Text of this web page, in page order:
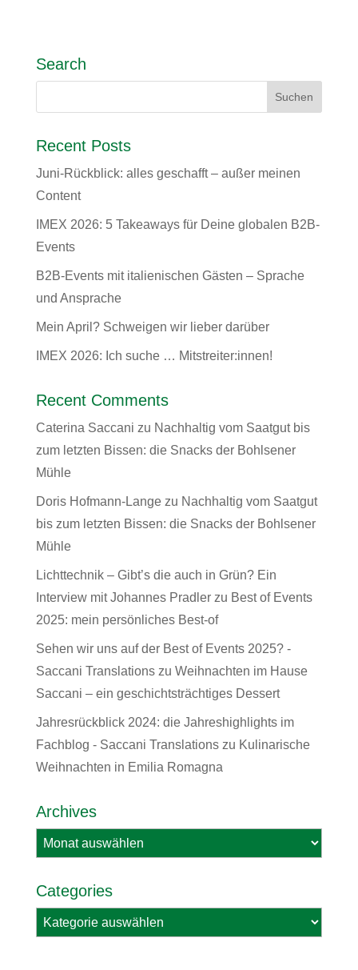
Search
Recent Posts
Juni-Rückblick: alles geschafft – außer meinen
Content
IMEX 2026: 5 Takeaways für Deine globalen B2B-
Events
B2B-Events mit italienischen Gästen – Sprache
und Ansprache
Mein April? Schweigen wir lieber darüber
IMEX 2026: Ich suche … Mitstreiter:innen!
Recent Comments
Caterina Saccani zu Nachhaltig vom Saatgut bis
zum letzten Bissen: die Snacks der Bohlsener
Mühle
Doris Hofmann-Langezu Nachhaltig vom Saatgut
bis zum letzten Bissen: die Snacks der Bohlsener
Mühle
Lichttechnik – Gibt’s die auch in Grün? Ein
Interview mit Johannes Pradlerzu Best of Events
2025: mein persönliches Best-of
Sehen wir uns auf der Best of Events 2025? -
Saccani Translationszu Weihnachten im Hause
Saccani – ein geschichtsträchtiges Dessert
Jahresrückblick 2024: die Jahreshighlights im
Fachblog - Saccani Translationszu Kulinarische
Weihnachten in Emilia Romagna
Archives
Archives
Categories
Categories